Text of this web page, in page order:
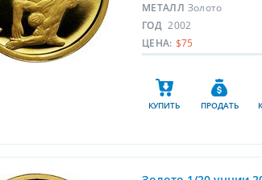
МЕТАЛЛ Золото
ГОД 2002
ЦЕНА: $75
КУПИТЬ ПРОДАТЬ